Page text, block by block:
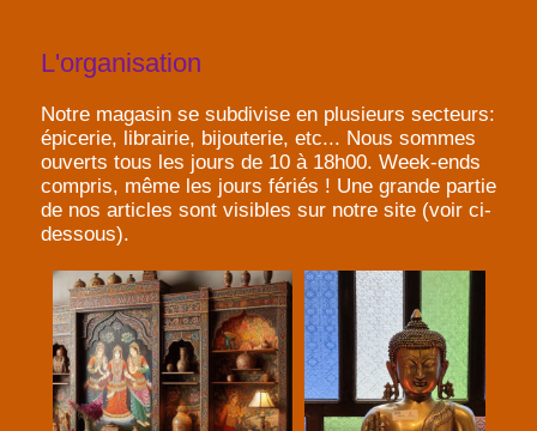
L'organisation
Notre magasin se subdivise en plusieurs secteurs:
épicerie, librairie, bijouterie, etc... Nous sommes
ouverts tous les jours de 10 à 18h00. Week-ends
compris, même les jours fériés ! Une grande partie
de nos articles sont visibles sur notre site (voir ci-
dessous).